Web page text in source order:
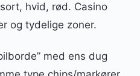
hvid, rød. Casino
og tydelige zoner.
med ens dug